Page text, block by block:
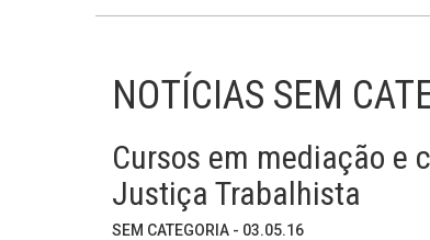
NOTÍCIAS SEM
Cursos em mediação e
Justiça Trabalhista
SEM CATEGORIA - 03.05.16